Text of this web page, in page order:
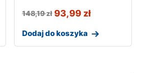
148,19zł 93,99 zł
Dodaj do koszyka